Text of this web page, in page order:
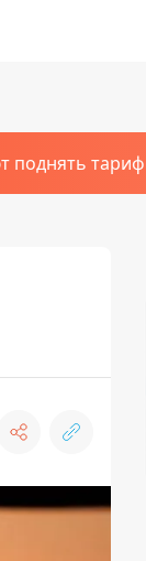
поднять тариф